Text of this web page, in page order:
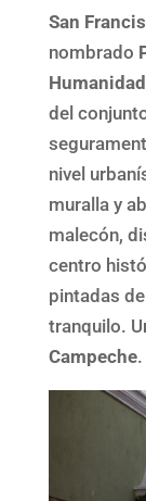
San
nombrado
Humanidad
del
nivel
muralla y
malecón,
centro
pintadas
tranquilo.
Campeche.